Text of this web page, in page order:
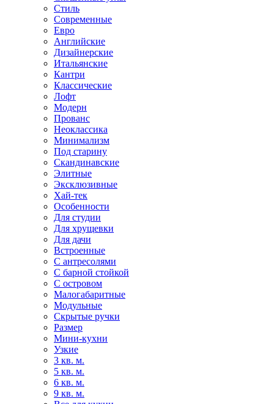
Стиль
Современные
Евро
Английские
Дизайнерские
Итальянские
Кантри
Классические
Лофт
Модерн
Прованс
Неоклассика
Минимализм
Под старину
Скандинавские
Элитные
Эксклюзивные
Хай-тек
Особенности
Для студии
Для хрущевки
Для дачи
Встроенные
С антресолями
С барной стойкой
С островом
Малогабаритные
Модульные
Скрытые ручки
Размер
Мини-кухни
Узкие
3 кв. м.
5 кв. м.
6 кв. м.
9 кв. м.